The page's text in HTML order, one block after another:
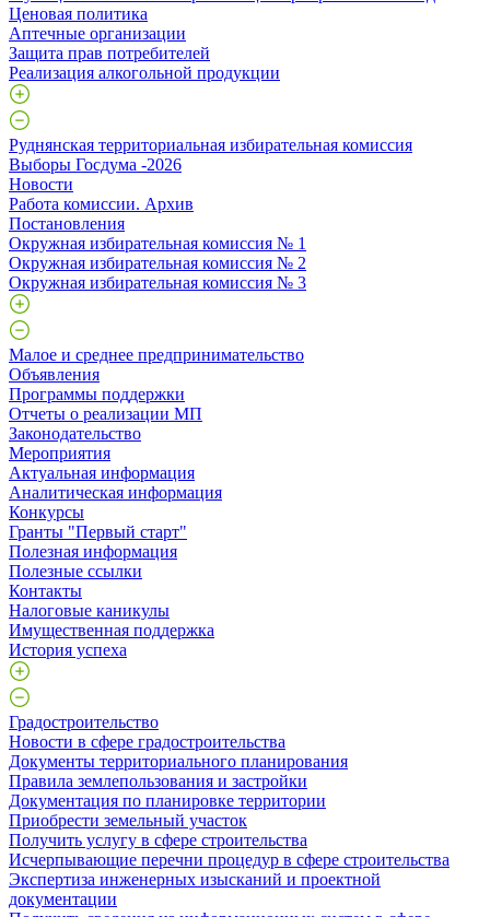
Ценовая политика
Аптечные организации
Защита прав потребителей
Реализация алкогольной продукции
Руднянская территориальная избирательная комиссия
Выборы Госдума -2026
Новости
Работа комиссии. Архив
Постановления
Окружная избирательная комиссия № 1
Окружная избирательная комиссия № 2
Окружная избирательная комиссия № 3
Малое и среднее предпринимательство
Объявления
Программы поддержки
Отчеты о реализации МП
Законодательство
Мероприятия
Актуальная информация
Аналитическая информация
Конкурсы
Гранты "Первый старт"
Полезная информация
Полезные ссылки
Контакты
Налоговые каникулы
Имущественная поддержка
История успеха
Градостроительство
Новости в сфере градостроительства
Документы территориального планирования
Правила землепользования и застройки
Документация по планировке территории
Приобрести земельный участок
Получить услугу в сфере строительства
Исчерпывающие перечни процедур в сфере строительства
Экспертиза инженерных изысканий и проектной
документации